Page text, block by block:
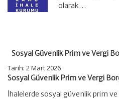
olarak…
Sosyal Güvenlik Prim ve Vergi
Tarih: 2 Mart 2026
Sosyal Güvenlik Prim ve Vergi
İhalelerde sosyal güvenlik prim ve